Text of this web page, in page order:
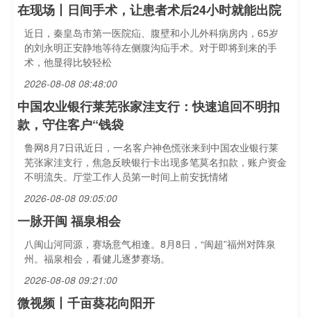
在现场丨日间手术，让患者术后24小时就能出院
近日，秦皇岛市第一医院疝、腹壁和小儿外科病房内，65岁
的刘永明正安静地等待左侧腹沟疝手术。对于即将到来的手
术，他显得比较轻松
2026-08-08 08:48:00
中国农业银行莱芜张家洼支行：快速追回不明扣
款，守住客户“钱袋
鲁网8月7日讯近日，一名客户神色慌张来到中国农业银行莱
芜张家洼支行，焦急反映银行卡出现多笔莫名扣款，账户资金
不明流失。厅堂工作人员第一时间上前安抚情绪
2026-08-08 09:05:00
一脉开闽 福泉相会
八闽山河同源，赛场意气相逢。8月8日，“闽超”福州对阵泉
州。福泉相会，看健儿逐梦赛场。
2026-08-08 09:21:00
微视频丨千亩葵花向阳开